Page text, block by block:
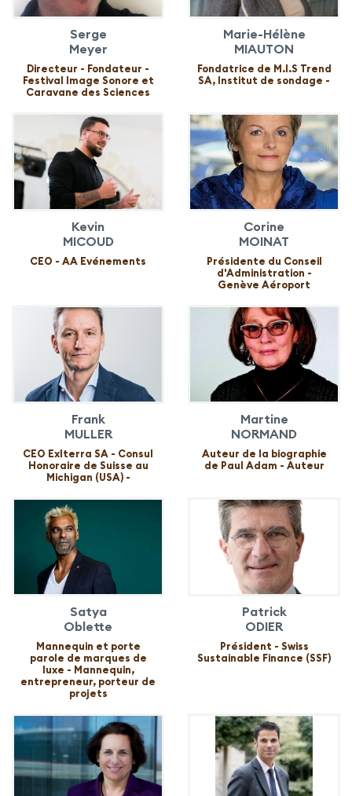
Serge
Meyer
Directeur - Fondateur -
Festival Image Sonore et
Caravane des Sciences
Marie-Hélène
MIAUTON
Fondatrice de M.I.S Trend
SA, Institut de sondage -
Kevin
MICOUD
CEO - AA Evénements
Corine
MOINAT
Présidente du Conseil
d'Administration -
Genève Aéroport
Frank
MULLER
CEO Exlterra SA - Consul
Honoraire de Suisse au
Michigan (USA) -
Martine
NORMAND
Auteur de la biographie
de Paul Adam - Auteur
Satya
Oblette
Mannequin et porte
parole de marques de
luxe - Mannequin,
entrepreneur, porteur de
projets
Patrick
ODIER
Président - Swiss
Sustainable Finance (SSF)